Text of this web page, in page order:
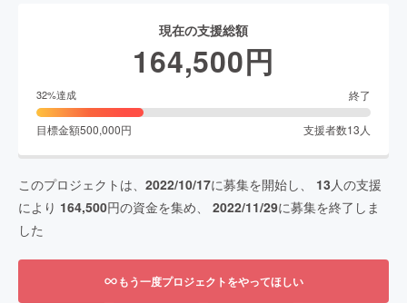
現在の支援総額
164,500円
32%達成 終了
目標金額500,000円 支援者数13 人
このプロジェクトは、 2022/10/17に募集を開始し、 13 人の支援
により 164,500円の資金を集め、 2022/11/29に募集を終了しま
した
もう一度プロジェクトをやってほしい